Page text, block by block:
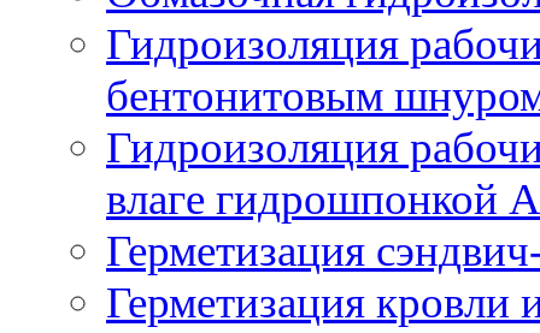
Гидроизоляция
бентонитовым
Гидроизоляция
влаге гидрошпонкой
Герметизация
Герметизация кровли